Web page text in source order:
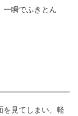
一瞬でふきとん
を見てしまい、軽